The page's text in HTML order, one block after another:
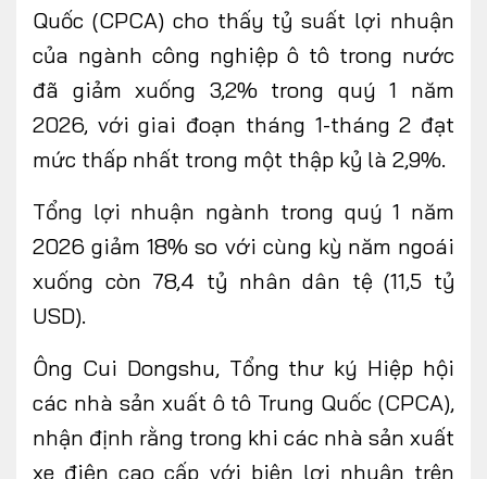
Quốc (CPCA) cho thấy tỷ suất lợi nhuận
của ngành công nghiệp ô tô trong nước
đã giảm xuống 3,2% trong quý 1 năm
2026, với giai đoạn tháng 1-tháng 2 đạt
mức thấp nhất trong một thập kỷ là 2,9%.
Tổng lợi nhuận ngành trong quý 1 năm
2026 giảm 18% so với cùng kỳ năm ngoái
xuống còn 78,4 tỷ nhân dân tệ (11,5 tỷ
USD).
Ông Cui Dongshu, Tổng thư ký Hiệp hội
các nhà sản xuất ô tô Trung Quốc (CPCA),
nhận định rằng trong khi các nhà sản xuất
xe điện cao cấp với biên lợi nhuận trên